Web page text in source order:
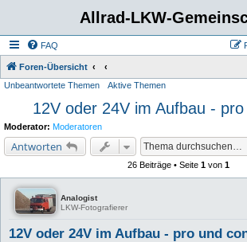
Allrad-LKW-
FAQ
Foren-Übersicht
Unbeantwortete Themen Aktive Themen
12V oder 24V im Aufbau -
Moderator: Moderatoren
Antworten
26 Beiträge • Seite 1 von 1
Analogist
LKW-Fotografierer
12V oder 24V im Aufbau - pro und